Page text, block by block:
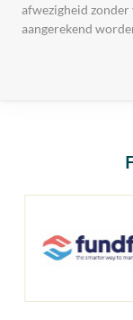
afwezigheid
aangerekend